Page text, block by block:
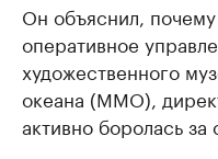
Он объяснил,
оперативное
художественного
океана (ММО),
активно боролась за